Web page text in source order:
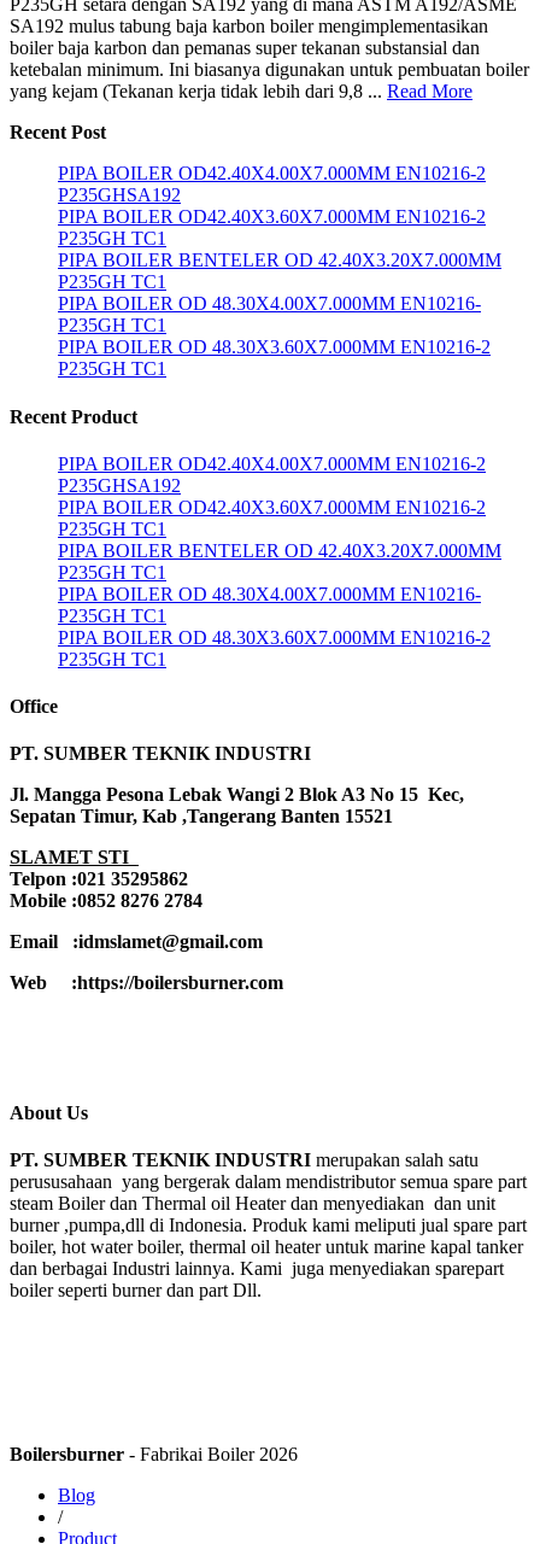
P235GH setara dengan SA192 yang di mana ASTM A192/ASME
SA192 mulus tabung baja karbon boiler mengimplementasikan
boiler baja karbon dan pemanas super tekanan substansial dan
ketebalan minimum. Ini biasanya digunakan untuk pembuatan boiler
yang kejam (Tekanan kerja tidak lebih dari 9,8 ... Read More
Recent Post
PIPA BOILER OD42.40X4.00X7.000MM EN10216-2
P235GHSA192
PIPA BOILER OD42.40X3.60X7.000MM EN10216-2
P235GH TC1
PIPA BOILER BENTELER OD 42.40X3.20X7.000MM
P235GH TC1
PIPA BOILER OD 48.30X4.00X7.000MM EN10216-
P235GH TC1
PIPA BOILER OD 48.30X3.60X7.000MM EN10216-2
P235GH TC1
Recent Product
PIPA BOILER OD42.40X4.00X7.000MM EN10216-2
P235GHSA192
PIPA BOILER OD42.40X3.60X7.000MM EN10216-2
P235GH TC1
PIPA BOILER BENTELER OD 42.40X3.20X7.000MM
P235GH TC1
PIPA BOILER OD 48.30X4.00X7.000MM EN10216-
P235GH TC1
PIPA BOILER OD 48.30X3.60X7.000MM EN10216-2
P235GH TC1
Office
PT. SUMBER TEKNIK INDUSTRI
Jl. Mangga Pesona Lebak Wangi 2 Blok A3 No 15 Kec,
Sepatan Timur, Kab ,Tangerang Banten 15521
SLAMET STI
Telpon :021 35295862
Mobile :0852 8276 2784
Email :idmslamet@gmail.com
Web :https://boilersburner.com
About Us
PT. SUMBER TEKNIK INDUSTRI merupakan salah satu
perususahaan yang bergerak dalam mendistributor semua spare part
steam Boiler dan Thermal oil Heater dan menyediakan dan unit
burner ,pumpa,dll di Indonesia. Produk kami meliputi jual spare part
boiler, hot water boiler, thermal oil heater untuk marine kapal tanker
dan berbagai Industri lainnya. Kami juga menyediakan sparepart
boiler seperti burner dan part Dll.
Boilersburner - Fabrikai Boiler 2026
Blog
/
Product